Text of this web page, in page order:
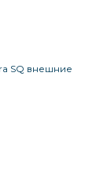
SQ внешние